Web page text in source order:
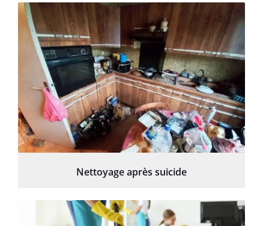
Nettoyage après suicide